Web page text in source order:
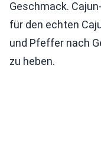
Geschmack.
für den echten
und Pfeffer nach
zu heben.